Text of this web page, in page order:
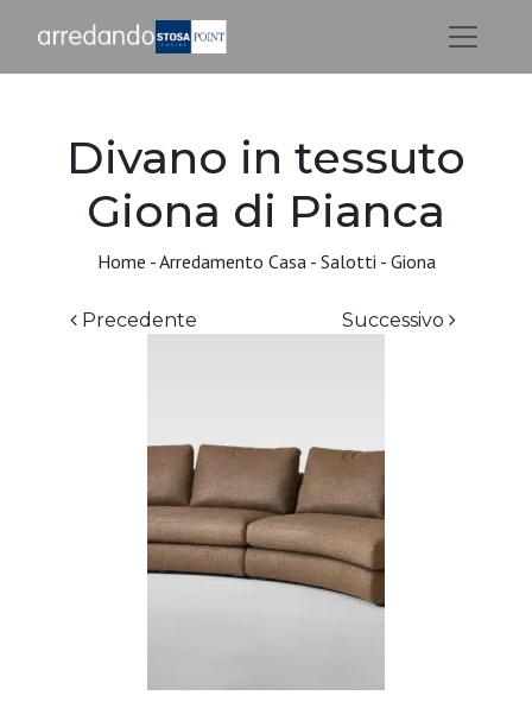
Divano in tessuto
Giona di Pianca
Home -Arredamento Casa - Salotti - Giona
Precedente Successivo